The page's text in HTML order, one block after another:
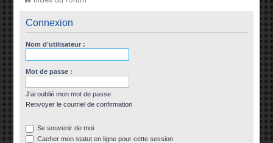
Connexion
Nom d’utilisateur :
Mot de passe :
J’ai oublié mon mot de passe
Renvoyer le courriel de confirmation
Se souvenir de moi
Cacher mon statut en ligne pour cette session